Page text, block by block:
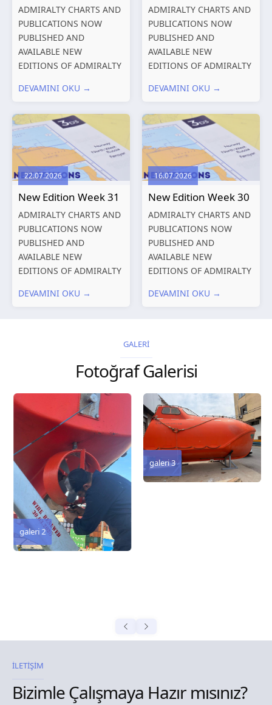
Hizmetlerimiz; gemi
işletmecileri, armatörler,
teknik yönetim şirketleri
ve denizcilik...
ADMIRALTY CHARTS AND
PUBLICATIONS NOW
PUBLISHED AND
AVAILABLE NEW
EDITIONS OF ADMIRALTY
PUBLICATIONS New
Charts published 13
August 2026 Chart
Title, limits
and other remarks
319
International chart
DEVAMINI OKU →
ADMIRALTY CHARTS AND
PUBLICATIONS NOW
PUBLISHED AND
AVAILABLE NEW
EDITIONS OF ADMIRALTY
PUBLICATIONS New
Charts published 06
August 2026 Chart Title,
limits and other remarks
1602 China – Chang...
DEVAMINI OKU →
22.07.2026
New Edition Week 31
ADMIRALTY CHARTS AND
PUBLICATIONS NOW
PUBLISHED AND
AVAILABLE NEW
EDITIONS OF ADMIRALTY
PUBLICATIONS New
remarks 127 Korea
DEVAMINI OKU →
16.07.2026
New Edition Week 30
ADMIRALTY CHARTS AND
PUBLICATIONS NOW
PUBLISHED AND
AVAILABLE NEW
EDITIONS OF ADMIRALTY
PUBLICATIONS New
2026 Chart
Title, limits and other
remarks 67 Gulf of...
DEVAMINI OKU →
GALERİ
Fotoğraf Galerisi
galeri 2
galeri 3
İLETİŞİM
Bizimle Çalışmaya Hazır mısınız?